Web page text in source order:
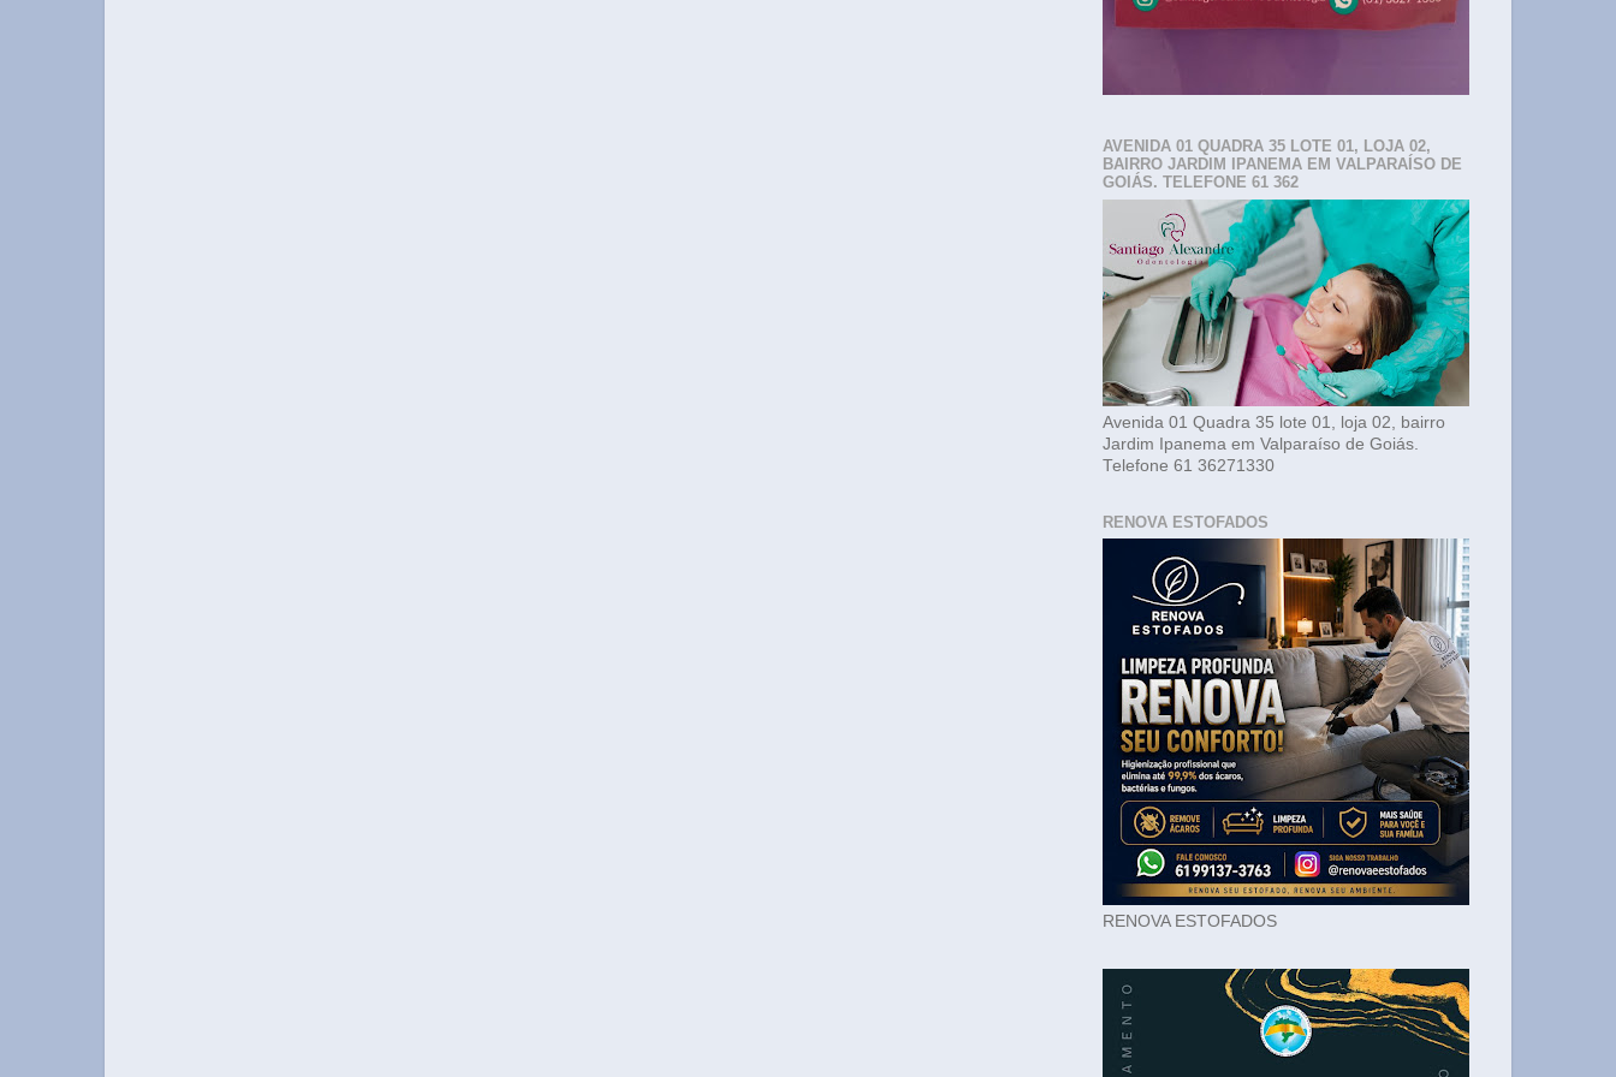
AVENIDA 01 QUADRA 35 LOTE 01, LOJA 02,
BAIRRO JARDIM IPANEMA EM VALPARAÍSO DE
GOIÁS. TELEFONE 61 362
Avenida 01 Quadra 35 lote 01, loja 02, bairro
Jardim Ipanema em Valparaíso de Goiás.
Telefone 61 36271330
RENOVA ESTOFADOS
RENOVA ESTOFADOS